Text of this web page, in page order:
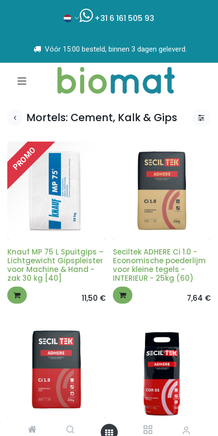
+31 6 161 505 93
Vóór 15:00 besteld, binnen 3 dagen geleverd.
Mortels: Cement, Kalk & Gips
PROMO
Knauf MP 75 L Spuitgips –
Lichtgewicht Gipspleister
voor Machine & Hand -
zak 30 kg [40]
11,50 €
Seciltek ADHERE Ci 1.0 -
Economische poederlijm
voor kleine tegels -
INTERIEUR - 25kg (60)
7,64 €
Seciltek ADHERE Ci 1.9 -